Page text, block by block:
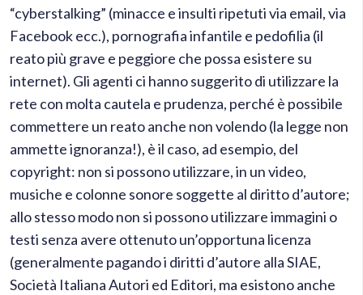
“cyberstalking” (minacce e insulti ripetuti via email, via
Facebook ecc.), pornografia infantile e pedofilia (il
reato più grave e peggiore che possa esistere su
internet). Gli agenti ci hanno suggerito di utilizzare la
rete con molta cautela e prudenza, perché è possibile
commettere un reato anche non volendo (la legge non
ammette ignoranza!), è il caso, ad esempio, del
copyright: non si possono utilizzare, in un video,
musiche e colonne sonore soggette al diritto d’autore;
allo stesso modo non si possono utilizzare immagini o
testi senza avere ottenuto un’opportuna licenza
(generalmente pagando i diritti d’autore alla SIAE,
Società Italiana Autori ed Editori, ma esistono anche